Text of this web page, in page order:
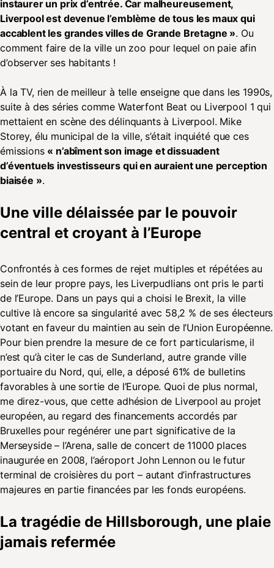
instaurer un prix d’entrée. Car malheureusement,
Liverpool est devenue l’emblème de tous les maux qui
accablent les grandes villes de Grande Bretagne ». Ou
comment faire de la ville un zoo pour lequel on paie afin
d’observer ses habitants !
À la TV, rien de meilleur à telle enseigne que dans les 1990s,
suite à des séries comme Waterfont Beat ou Liverpool 1 qui
mettaient en scène des délinquants à Liverpool. Mike
Storey, élu municipal de la ville, s’était inquiété que ces
émissions « n’abîment son image et dissuadent
d’éventuels investisseurs qui en auraient une perception
biaisée ».
Une ville délaissée par le pouvoir
central et croyant à l’Europe
Confrontés à ces formes de rejet multiples et répétées au
sein de leur propre pays, les Liverpudlians ont pris le parti
de l’Europe. Dans un pays qui a choisi le Brexit, la ville
cultive là encore sa singularité avec 58,2 % de ses électeurs
votant en faveur du maintien au sein de l’Union Européenne.
Pour bien prendre la mesure de ce fort particularisme, il
n’est qu’à citer le cas de Sunderland, autre grande ville
portuaire du Nord, qui, elle, a déposé 61% de bulletins
favorables à une sortie de l’Europe. Quoi de plus normal,
me direz-vous, que cette adhésion de Liverpool au projet
européen, au regard des financements accordés par
Bruxelles pour regénérer une part significative de la
Merseyside – l’Arena, salle de concert de 11000 places
inaugurée en 2008, l’aéroport John Lennon ou le futur
terminal de croisières du port – autant d’infrastructures
majeures en partie financées par les fonds européens.
La tragédie de Hillsborough, une plaie
jamais refermée